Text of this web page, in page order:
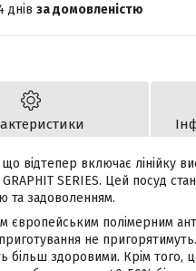
днів за домовленістю
відтепер включає лінійку
SERIES. Цей посуд
та задоволенням.
європейським полімерним
не
більш здоровими. Крім того,